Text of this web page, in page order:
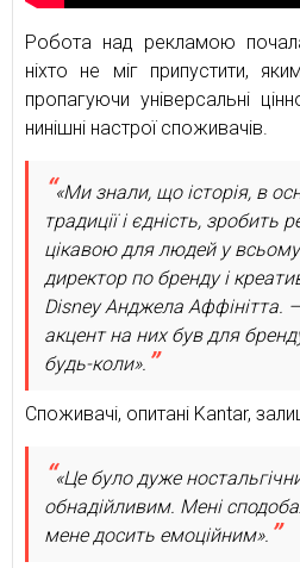
Робота над рекламою
ніхто не міг припустити,
пропагуючи універсальні
нинішні настрої споживачів.
«Ми знали, що історія, в
традиції і єдність, зробить
цікавою для людей у всьому
директор по бренду і
Disney Анджела Аффінітта.
акцент на них був для
будь-коли».
Споживачі, опитані Kantar,
«Це було дуже
обнадійливим. Мені
мене досить емоційним».